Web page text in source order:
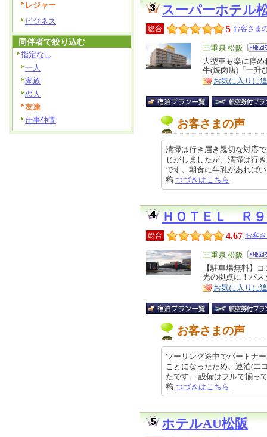
スーパーホテル
総合 5 お客さま
エ
リ
ア
三重県 松阪
特
徴
大型車も楽に停
牛(焼肉店)「一升
お気に入りに
お客さまの声
清掃は行き届き親切な対応
じがしましたが、清掃は行
です。朝食に牛乳があれば
稿 つづきはこちら
ＨＯＴＥＬ Ｒ
総合 4.67 お客
エ
リ
ア
三重県 松阪
特
徴
【駐車場無料】
光の拠点に！パ
お気に入りに
お客さまの声
ツーリング途中でパートナ
ことになったため、連泊(エ
たです。 設備はフルで揃
稿 つづきはこちら
ホテルAU松阪
レジャー
ビジネス
同伴者で絞り込む
指定なし
一人
家族
恋人
友達
仕事仲間